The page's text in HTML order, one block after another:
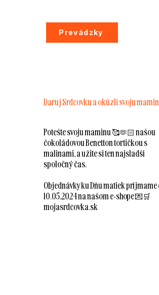
Prevádzky
Daruj Srdcovku a okúzli svoju
Potešte svoju maminu 🥰🫶🏻 našou
čokoládovou Benetton tortičkou s
malinami, a užite si ten najsladší
spoločný čas.
Objednávky ku Dňu matiek príjmame
10.05.2024 na našom e-shope 💌🛒
mojasrdcovka.sk